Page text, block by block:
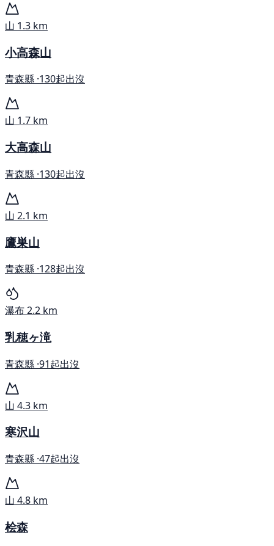
山 1.3 km
小高森山
青森縣 ·130起出沒
山 1.7 km
大高森山
青森縣 ·130起出沒
山 2.1 km
鷹巣山
青森縣 ·128起出沒
瀑布2.2 km
乳穂ヶ滝
青森縣 ·91起出沒
山 4.3 km
寒沢山
青森縣 ·47起出沒
山 4.8 km
桧森